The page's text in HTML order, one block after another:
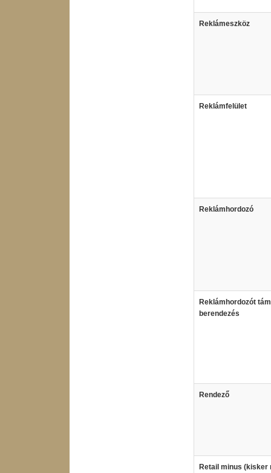
Reklámeszköz
Reklámfelület
Reklámhordozó
Reklámhordozót
berendezés
Rendező
Retail minus (kisker